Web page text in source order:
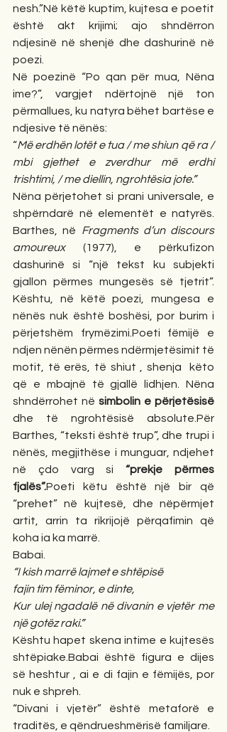
nesh.”Në këtë kuptim, kujtesa e poetit
është akt krijimi; ajo shndërron
ndjesinë në shenjë dhe dashurinë në
poezi.
Në poezinë “Po qan për mua, Nëna
ime?”, vargjet ndërtojnë një ton
përmallues, ku natyra bëhet bartëse e
ndjesive të nënës:
“Më erdhën lotët e tua / me shiun që ra /
mbi gjethet e zverdhur më erdhi
trishtimi, / me diellin, ngrohtësia jote.”
Nëna përjetohet si prani universale, e
shpërndarë në elementët e natyrës.
Barthes, në Fragments d’un discours
amoureux (1977), e përkufizon
dashurinë si “një tekst ku subjekti
gjallon përmes mungesës së tjetrit”.
Kështu, në këtë poezi, mungesa e
nënës nuk është boshësi, por burim i
përjetshëm frymëzimi.Poeti fëmijë e
ndjen nënën përmes ndërmjetësimit të
motit, të erës, të shiut , shenja  këto
që e mbajnë të gjallë lidhjen. Nëna
shndërrohet në simbolin e përjetësisë
dhe të ngrohtësisë absolute.Për
Barthes, “teksti është trup”, dhe trupi i
nënës, megjithëse i munguar, ndjehet
në çdo varg si “prekje përmes
fjalës”.Poeti këtu është një bir që
“prehet” në kujtesë, dhe nëpërmjet
artit, arrin ta rikrijojë përqafimin që
koha ia ka marrë.
Babai.
“I kish marrë lajmet e shtëpisë
fajin tim fëminor, e dinte,
Kur ulej ngadalë në divanin e vjetër me
një gotëz raki.”
Kështu hapet skena intime e kujtesës
shtëpiake.Babai është figura e dijes
së heshtur , ai e di fajin e fëmijës, por
nuk e shpreh.
“Divani i vjetër” është metaforë e
traditës, e qëndrueshmërisë familjare.